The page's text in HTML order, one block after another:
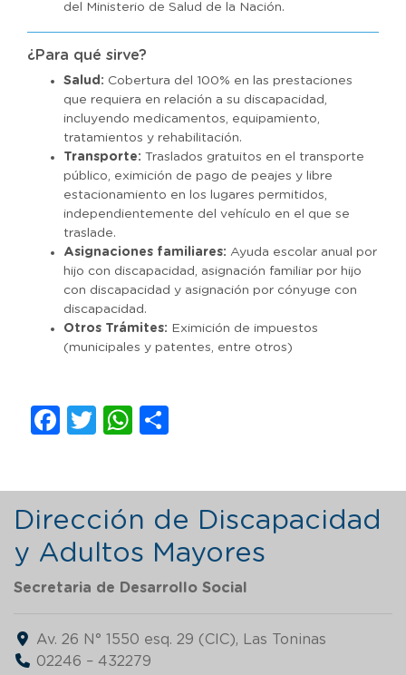
del Ministerio de Salud de la Nación.
¿Para qué sirve?
Salud: Cobertura del 100% en las prestaciones
que requiera en relación a su discapacidad,
incluyendo medicamentos, equipamiento,
tratamientos y rehabilitación.
Transporte: Traslados gratuitos en el transporte
público, eximición de pago de peajes y libre
estacionamiento en los lugares permitidos,
independientemente del vehículo en el que se
traslade.
Asignaciones familiares: Ayuda escolar anual por
hijo con discapacidad, asignación familiar por hijo
con discapacidad y asignación por cónyuge con
discapacidad.
Otros Trámites: Eximición de impuestos
(municipales y patentes, entre otros)
Facebook
TwitterWhatsApp
Dirección de Discapacidad
y Adultos Mayores
Secretaria de Desarrollo Social
Av. 26 N° 1550 esq. 29 (CIC), Las Toninas
02246 – 432279